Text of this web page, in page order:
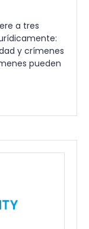
a tres
y crímenes
pueden